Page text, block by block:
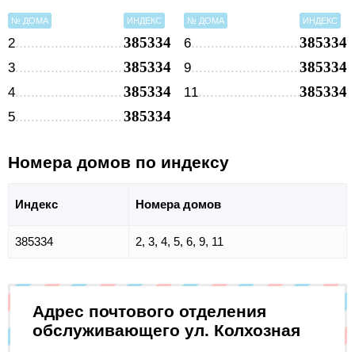
№ ДОМА ИНДЕКС
2 385334
3 385334
4 385334
5 385334
№ ДОМА ИНДЕКС
6 385334
9 385334
11 385334
Номера домов по индексу
Индекс Номера домов
385334 2, 3, 4, 5, 6, 9, 11
Адрес почтового отделения
обслуживающего ул. Колхозная